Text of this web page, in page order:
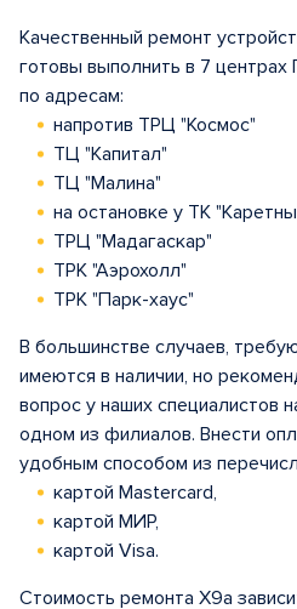
Качественный ремонт
готовы выполнить в 7
по адресам:
напротив ТРЦ "Космос"
ТЦ "Капитал"
ТЦ "Малина"
на остановке у ТК
ТРЦ "Мадагаскар"
ТРК "Аэрохолл"
ТРК "Парк-хаус"
В большинстве случаев,
имеются в наличии, но
вопрос у наших специалистов
одном из филиалов. Внести
удобным способом из
картой Mastercard,
картой МИР,
картой Visa.
Стоимость ремонта X9a